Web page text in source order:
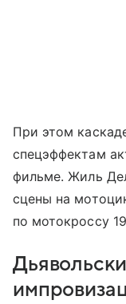
При этом
спецэффектам
фильме. Жиль
сцены на
по мотокроссу